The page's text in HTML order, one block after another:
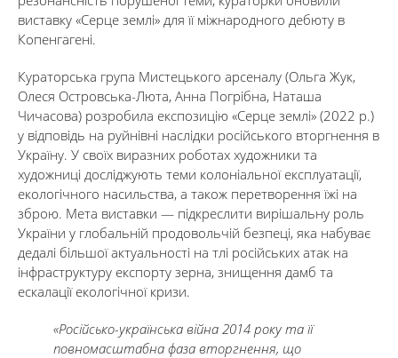
виставку «Серце землі» для її міжнародного дебюту в
Копенгагені.
Кураторська група Мистецького арсеналу (Ольга Жук,
Олеся Островська-Люта, Анна Погрібна, Наташа
Чичасова) розробила експозицію «Серце землі» (2022 р.)
у відповідь на руйнівні наслідки російського вторгнення в
Україну. У своїх виразних роботах художники та
художниці досліджують теми колоніальної експлуатації,
екологічного насильства, а також перетворення їжі на
зброю. Мета виставки — підкреслити вирішальну роль
України у глобальній продовольчій безпеці, яка набуває
дедалі більшої актуальності на тлі російських атак на
інфраструктуру експорту зерна, знищення дамб та
ескалації екологічної кризи.
«Російсько-українська війна 2014 року та її
повномасштабна фаза вторгнення, що